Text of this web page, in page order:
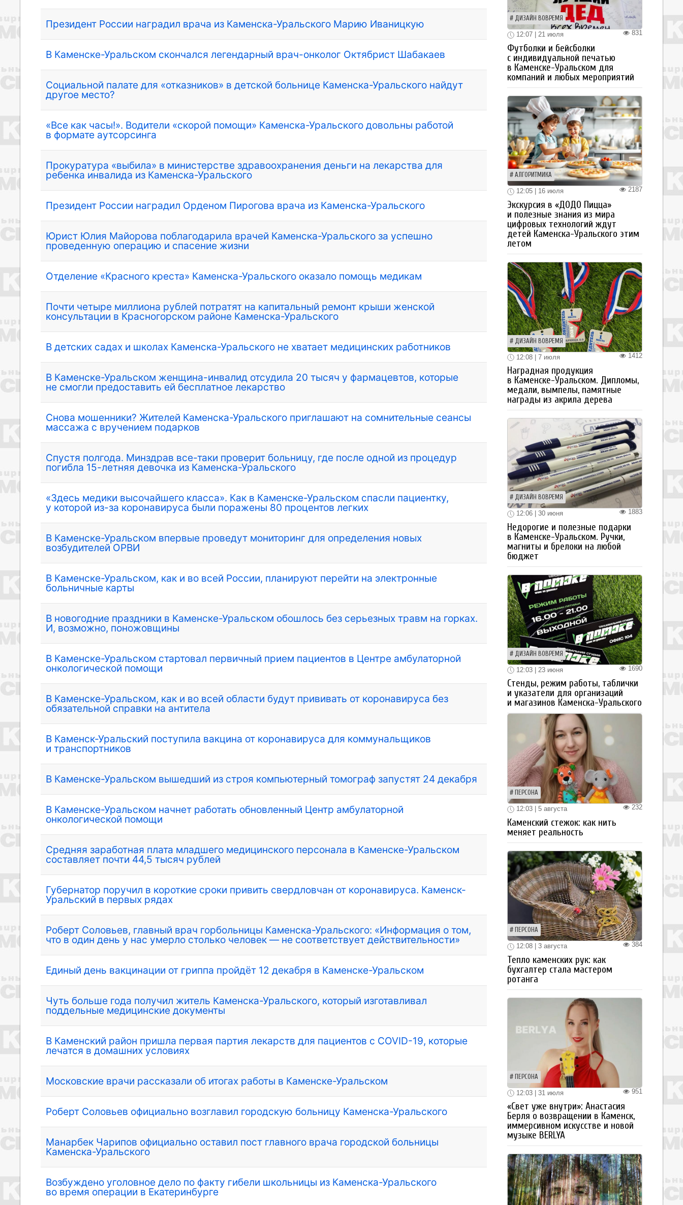
Президент России наградил врача из Каменска-Уральского Марию Иваницкую
В Каменске-Уральском скончался легендарный врач-онколог Октябрист Шабакаев
Социальной палате для «отказников» в детской больнице Каменска-Уральского найдут
другое место?
«Все как часы!». Водители «скорой помощи» Каменска-Уральского довольны работой
в формате аутсорсинга
Прокуратура «выбила» в министерстве здравоохранения деньги на лекарства для
ребенка инвалида из Каменска-Уральского
Президент России наградил Орденом Пирогова врача из Каменска-Уральского
Юрист Юлия Майорова поблагодарила врачей Каменска-Уральского за успешно
проведенную операцию и спасение жизни
Отделение «Красного креста» Каменска-Уральского оказало помощь медикам
Почти четыре миллиона рублей потратят на капитальный ремонт крыши женской
консультации в Красногорском районе Каменска-Уральского
В детских садах и школах Каменска-Уральского не хватает медицинских работников
В Каменске-Уральском женщина-инвалид отсудила 20 тысяч у фармацевтов, которые
не смогли предоставить ей бесплатное лекарство
Снова мошенники? Жителей Каменска-Уральского приглашают на сомнительные сеансы
массажа с вручением подарков
Спустя полгода. Минздрав все-таки проверит больницу, где после одной из процедур
погибла 15-летняя девочка из Каменска-Уральского
«Здесь медики высочайшего класса». Как в Каменске-Уральском спасли пациентку,
у которой из-за коронавируса были поражены 80 процентов легких
В Каменске-Уральском впервые проведут мониторинг для определения новых
возбудителей ОРВИ
В Каменске-Уральском, как и во всей России, планируют перейти на электронные
больничные карты
В новогодние праздники в Каменске-Уральском обошлось без серьезных травм на горках.
И, возможно, поножовщины
В Каменске-Уральском стартовал первичный прием пациентов в Центре амбулаторной
онкологической помощи
В Каменске-Уральском, как и во всей области будут прививать от коронавируса без
обязательной справки на антитела
В Каменск-Уральский поступила вакцина от коронавируса для коммунальщиков
и транспортников
В Каменске-Уральском вышедший из строя компьютерный томограф запустят 24 декабря
В Каменске-Уральском начнет работать обновленный Центр амбулаторной
онкологической помощи
Средняя заработная плата младшего медицинского персонала в Каменске-Уральском
составляет почти 44,5 тысяч рублей
Губернатор поручил в короткие сроки привить свердловчан от коронавируса. Каменск-
Уральский в первых рядах
Роберт Соловьев, главный врач горбольницы Каменска-Уральского: «Информация о том,
что в один день у нас умерло столько человек — не соответствует действительности»
Единый день вакцинации от гриппа пройдёт 12 декабря в Каменске-Уральском
Чуть больше года получил житель Каменска-Уральского, который изготавливал
поддельные медицинские документы
В Каменский район пришла первая партия лекарств для пациентов с COVID-19, которые
лечатся в домашних условиях
Московские врачи рассказали об итогах работы в Каменске-Уральском
Роберт Соловьев официально возглавил городскую больницу Каменска-Уральского
Манарбек Чарипов официально оставил пост главного врача городской больницы
Каменска-Уральского
Возбуждено уголовное дело по факту гибели школьницы из Каменска-Уральского
во время операции в Екатеринбурге
ДИЗАЙН ВОВРЕМЯ
831
12:07 | 21 июля
Футболки и бейсболки
с индивидуальной печатью
в Каменске-Уральском для
компаний и любых мероприятий
АЛГОРИТМИКА
2187
12:05 | 16 июля
Экскурсия в «ДОДО Пицца»
и полезные знания из мира
цифровых технологий ждут
детей Каменска-Уральского этим
летом
ДИЗАЙН ВОВРЕМЯ
1412
12:08 | 7 июля
Наградная продукция
в Каменске-Уральском. Дипломы,
медали, вымпелы, памятные
награды из акрила дерева
ДИЗАЙН ВОВРЕМЯ
1883
12:06 | 30 июня
Недорогие и полезные подарки
в Каменске-Уральском. Ручки,
магниты и брелоки на любой
бюджет
ДИЗАЙН ВОВРЕМЯ
1690
12:03 | 23 июня
Стенды, режим работы, таблички
и указатели для организаций
и магазинов Каменска-Уральского
ПЕРСОНА
232
12:03 | 5 августа
Каменский стежок: как нить
меняет реальность
ПЕРСОНА
384
12:08 | 3 августа
Тепло каменских рук: как
бухгалтер стала мастером
ротанга
ПЕРСОНА
951
12:03 | 31 июля
«Свет уже внутри»: Анастасия
Берля о возвращении в Каменск,
иммерсивном искусстве и новой
музыке BERLYA